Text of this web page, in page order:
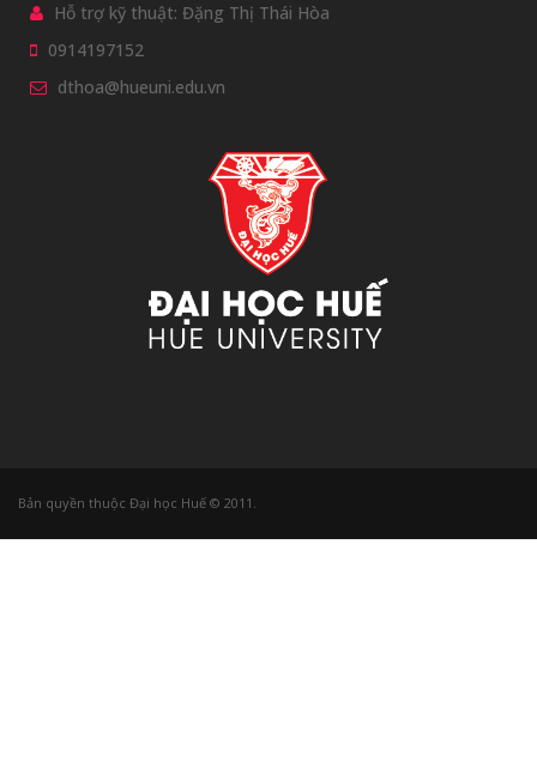
Hỗ trợ kỹ thuật: Đặng Thị Thái Hòa
0914197152
dthoa@hueuni.edu.vn
Bản quyền thuộc Đại học Huế © 2011.